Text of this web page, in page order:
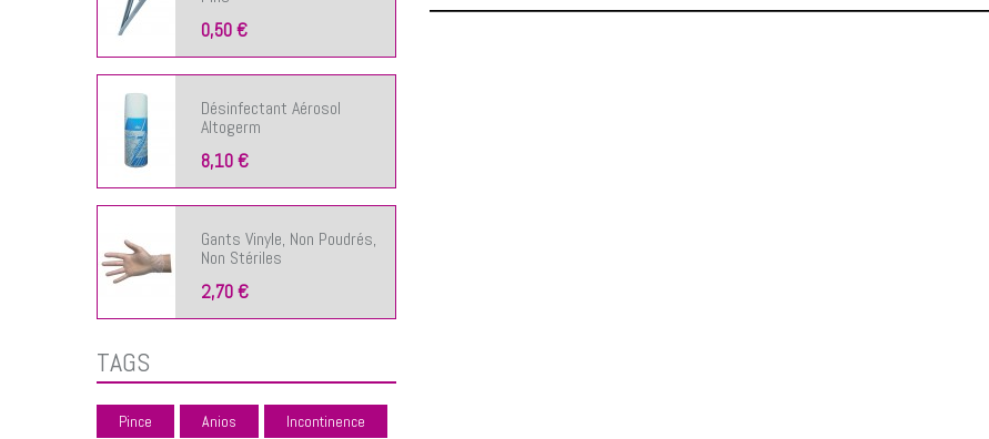
0,50 €
Désinfectant Aérosol
Altogerm
8,10 €
Gants Vinyle, Non Poudrés,
Non Stériles
2,70 €
TAGS
Pince Anios
Incontinence